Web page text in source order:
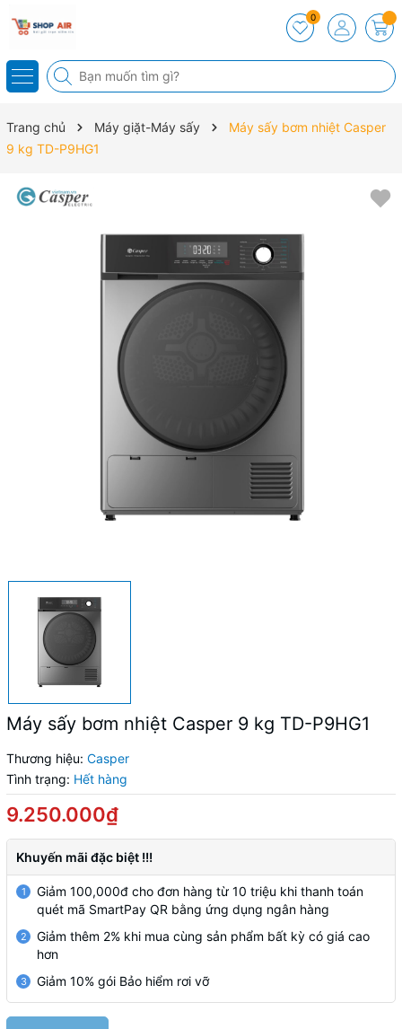
0
Trang chủ Máy giặt-Máy sấy
Máy sấy bơm nhiệt Casper
9 kg TD-P9HG1
Máy sấy bơm nhiệt Casper 9 kg TD-P9HG1
Thương hiệu: Casper
Tình trạng: Hết hàng
9.250.000₫
Khuyến mãi đặc biệt !!!
1
Giảm 100,000đ cho đơn hàng từ 10 triệu khi thanh toán
quét mã SmartPay QR bằng ứng dụng ngân hàng
2
Giảm thêm 2% khi mua cùng sản phẩm bất kỳ có giá cao
hơn
3 Giảm 10% gói Bảo hiểm rơi vỡ